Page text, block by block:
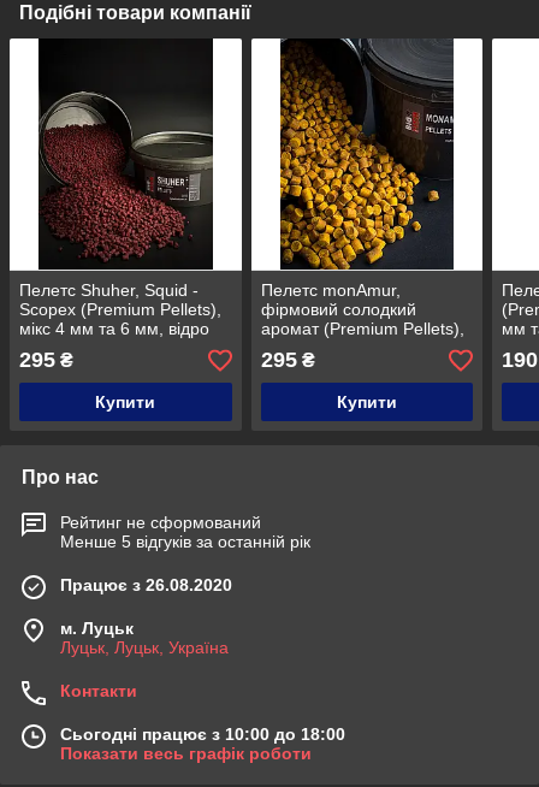
Подібні товари компанії
Пелетс Shuher, Squid -
Scopex (Premium Pellets),
мікс 4 мм та 6 мм, відро
1,5 кг
295 ₴
Купити
Пелетс monAmur,
фірмовий солодкий
аромат (Premium Pellets),
мікс 4 мм та 6 мм, відро
1,5 кг
295₴
Купити
мм
кг
190
Про нас
Рейтинг не сформований
Менше 5 відгуків за останній рік
Працює з 26.08.2020
м. Луцьк
Луцьк, Луцьк, Україна
Контакти
Сьогодні працює з 10:00 до 18:00
Показати весь графік роботи